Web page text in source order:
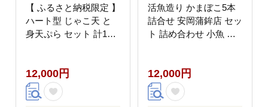
【 ふるさと納税限定 】
ハート型 じゃこ天 と
身天ぷら セット 計18
ぼこ 揚げかまぼこ 天ぷ
ら 蒲鉾 冷蔵 惣菜 フラ
イ おでん だし 小分け
12,000円
活魚造り かまぼこ5本
詰合せ 安岡蒲鉾店 セッ
ト 詰め合わせ 小魚 す
ライ おでん 具 出汁 だ
し 小分け 酒 おつまみ
肴 魚肉 水産 加工品 特
12,000円